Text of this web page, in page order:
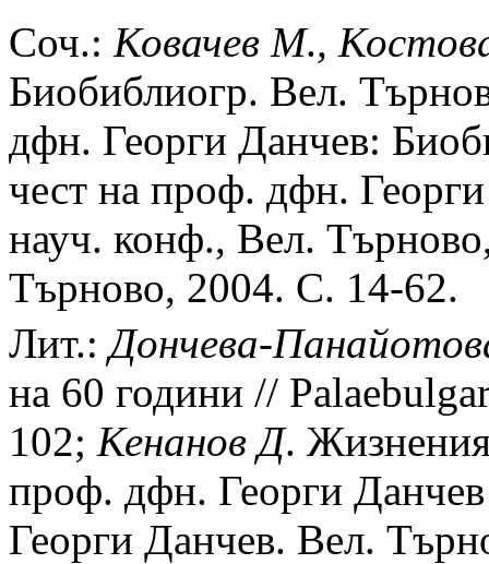
Соч.: Ковачев М.,
Биобиблиогр. Вел.
дфн. Георги Данчев:
чест на проф. дфн.
науч. конф., Вел.
Търново, 2004. С. 14-62.
Лит.:Дончева-
на 60 години //
102; Кенанов Д.
проф. дфн. Георги
Георги Данчев. Вел.